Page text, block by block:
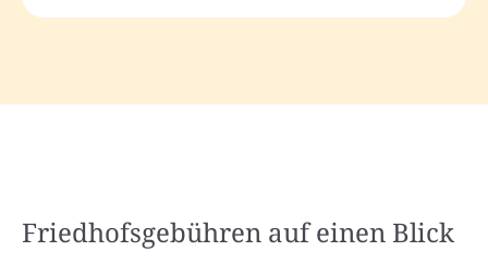
Friedhofsgebühren auf einen Blick